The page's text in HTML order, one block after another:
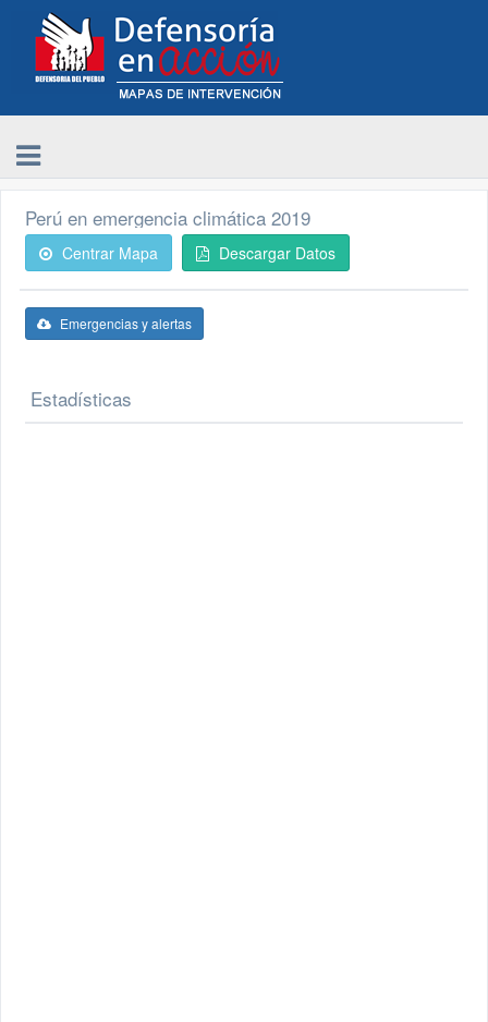
Perú en emergencia climática 2019
Centrar Mapa Descargar Datos
Emergencias y alertas
Estadísticas